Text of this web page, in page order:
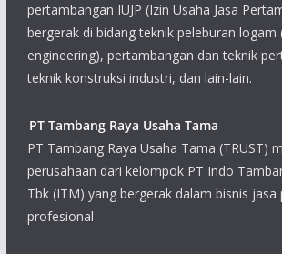
pertambangan IUJP (Izin Usaha Jasa
bergerak di bidang teknik peleburan
engineering), pertambangan dan teknik
teknik konstruksi industri, dan lain-lain.
PT Tambang Raya Usaha
PT Tambang Raya Usaha
merupakan anak
PT Indo Tambangraya
yang bergerak dalam bisnis jasa